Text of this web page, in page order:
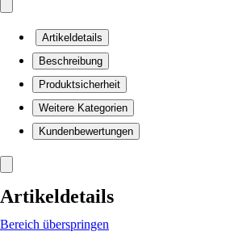
Artikeldetails
Beschreibung
Produktsicherheit
Weitere Kategorien
Kundenbewertungen
Artikeldetails
Bereich überspringen